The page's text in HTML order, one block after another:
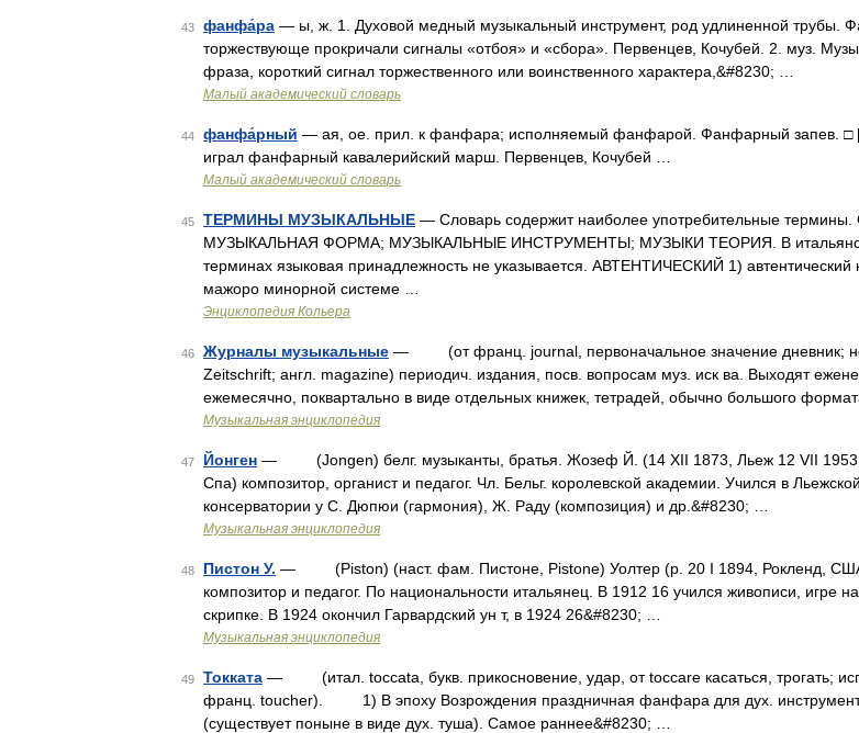
43 фанфа́ра — ы, ж. 1. Духовой медный музыкальный инструмент, род удлиненной трубы.
торжествующе прокричали сигналы «отбоя» и «сбора». Первенцев, Кочубей. 2. муз.
фраза, короткий сигнал торжественного или воинственного характера,&#8230; …
Малый академический словарь
44 фанфа́рный — ая, ое. прил. к фанфара; исполняемый фанфарой. Фанфарный запев. □
играл фанфарный кавалерийский марш. Первенцев, Кочубей …
Малый академический словарь
45 ТЕРМИНЫ МУЗЫКАЛЬНЫЕ — Словарь содержит наиболее употребительные термины.
МУЗЫКАЛЬНАЯ ФОРМА; МУЗЫКАЛЬНЫЕ ИНСТРУМЕНТЫ; МУЗЫКИ ТЕОРИЯ. В
терминах языковая принадлежность не указывается. АВТЕНТИЧЕСКИЙ 1) автентический
мажоро минорной системе …
Энциклопедия Кольера
46 Журналы музыкальные — (от франц. journal, первоначальное значение дневник;
Zeitschrift; англ. magazine) периодич. издания, посв. вопросам муз. иск ва. Выходят
ежемесячно, поквартально в виде отдельных книжек, тетрадей, обычно большого
Музыкальная энциклопедия
47 Йонген — (Jongen) белг. музыканты, братья. Жозеф Й. (14 XII 1873, Льеж 12 VII
Спа) композитор, органист и педагог. Чл. Бельг. королевской академии. Учился в Льежской
консерватории у С. Дюпюи (гармония), Ж. Раду (композиция) и др.&#8230; …
Музыкальная энциклопедия
48 Пистон У. — (Piston) (наст. фам. Пистоне, Pistone) Уолтер (р. 20 I 1894, Рокленд,
композитор и педагог. По национальности итальянец. В 1912 16 учился живописи, игре
скрипке. В 1924 окончил Гарвардский ун т, в 1924 26&#8230; …
Музыкальная энциклопедия
49 Токката — (итал. toccata, букв. прикосновение, удар, от toccare касаться, трогать;
франц. toucher). 1) В эпоху Возрождения праздничная фанфара для дух.
(существует поныне в виде дух. туша). Самое раннее&#8230; …